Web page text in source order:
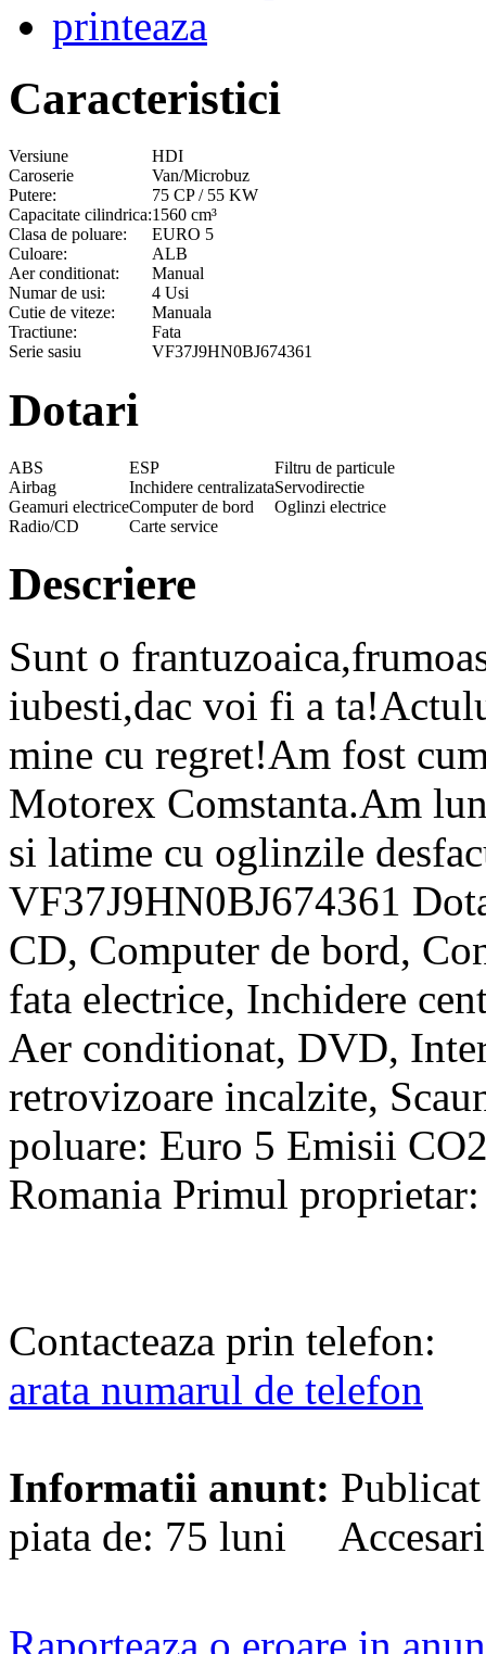
printeaza
Caracteristici
Versiune
HDI
Caroserie
Van/Microbuz
Putere:
75 CP / 55 KW
Capacitate cilindrica:1560 cm³
Clasa de poluare:
EURO 5
Culoare:
ALB
Aer conditionat:
Manual
Numar de usi:
4 Usi
Cutie de viteze:
Manuala
Tractiune:
Fata
Serie sasiu
VF37J9HN0BJ674361
Dotari
ABS ESP
Filtru de particule
Airbag
Inchidere centralizataServodirectie
Geamuri electriceComputer de bord
Oglinzi electrice
Radio/CD
Carte service
Descriere
Sunt o
iubesti,dac voi fi a
mine cu regret!Am fost
Motorex Comstanta.Am
si latime cu oglinzile
VF37J9HN0BJ674361
CD, Computer de bord,
fata electrice, Inchidere
Aer conditionat, DVD,
retrovizoare incalzite,
poluare: Euro 5 Emisii
Romania Primul
Contacteaza prin telefon:
arata numarul de telefon
Informatii anunt:
piata de: 75 luni